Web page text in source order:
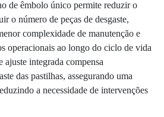
de êmbolo único permite reduzir o
o número de peças de desgaste,
complexidade de manutenção e
operacionais ao longo do ciclo de vida
integrada compensa
das pastilhas, assegurando uma
a necessidade de intervenções